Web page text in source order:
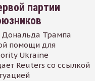
партии
Трампа
помощи для
Ukraine
Reuters со ссылкой